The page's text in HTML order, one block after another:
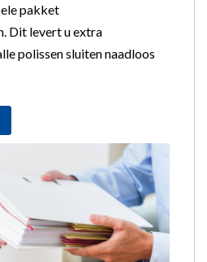
pakket
Dit levert u extra
polissen sluiten naadloos